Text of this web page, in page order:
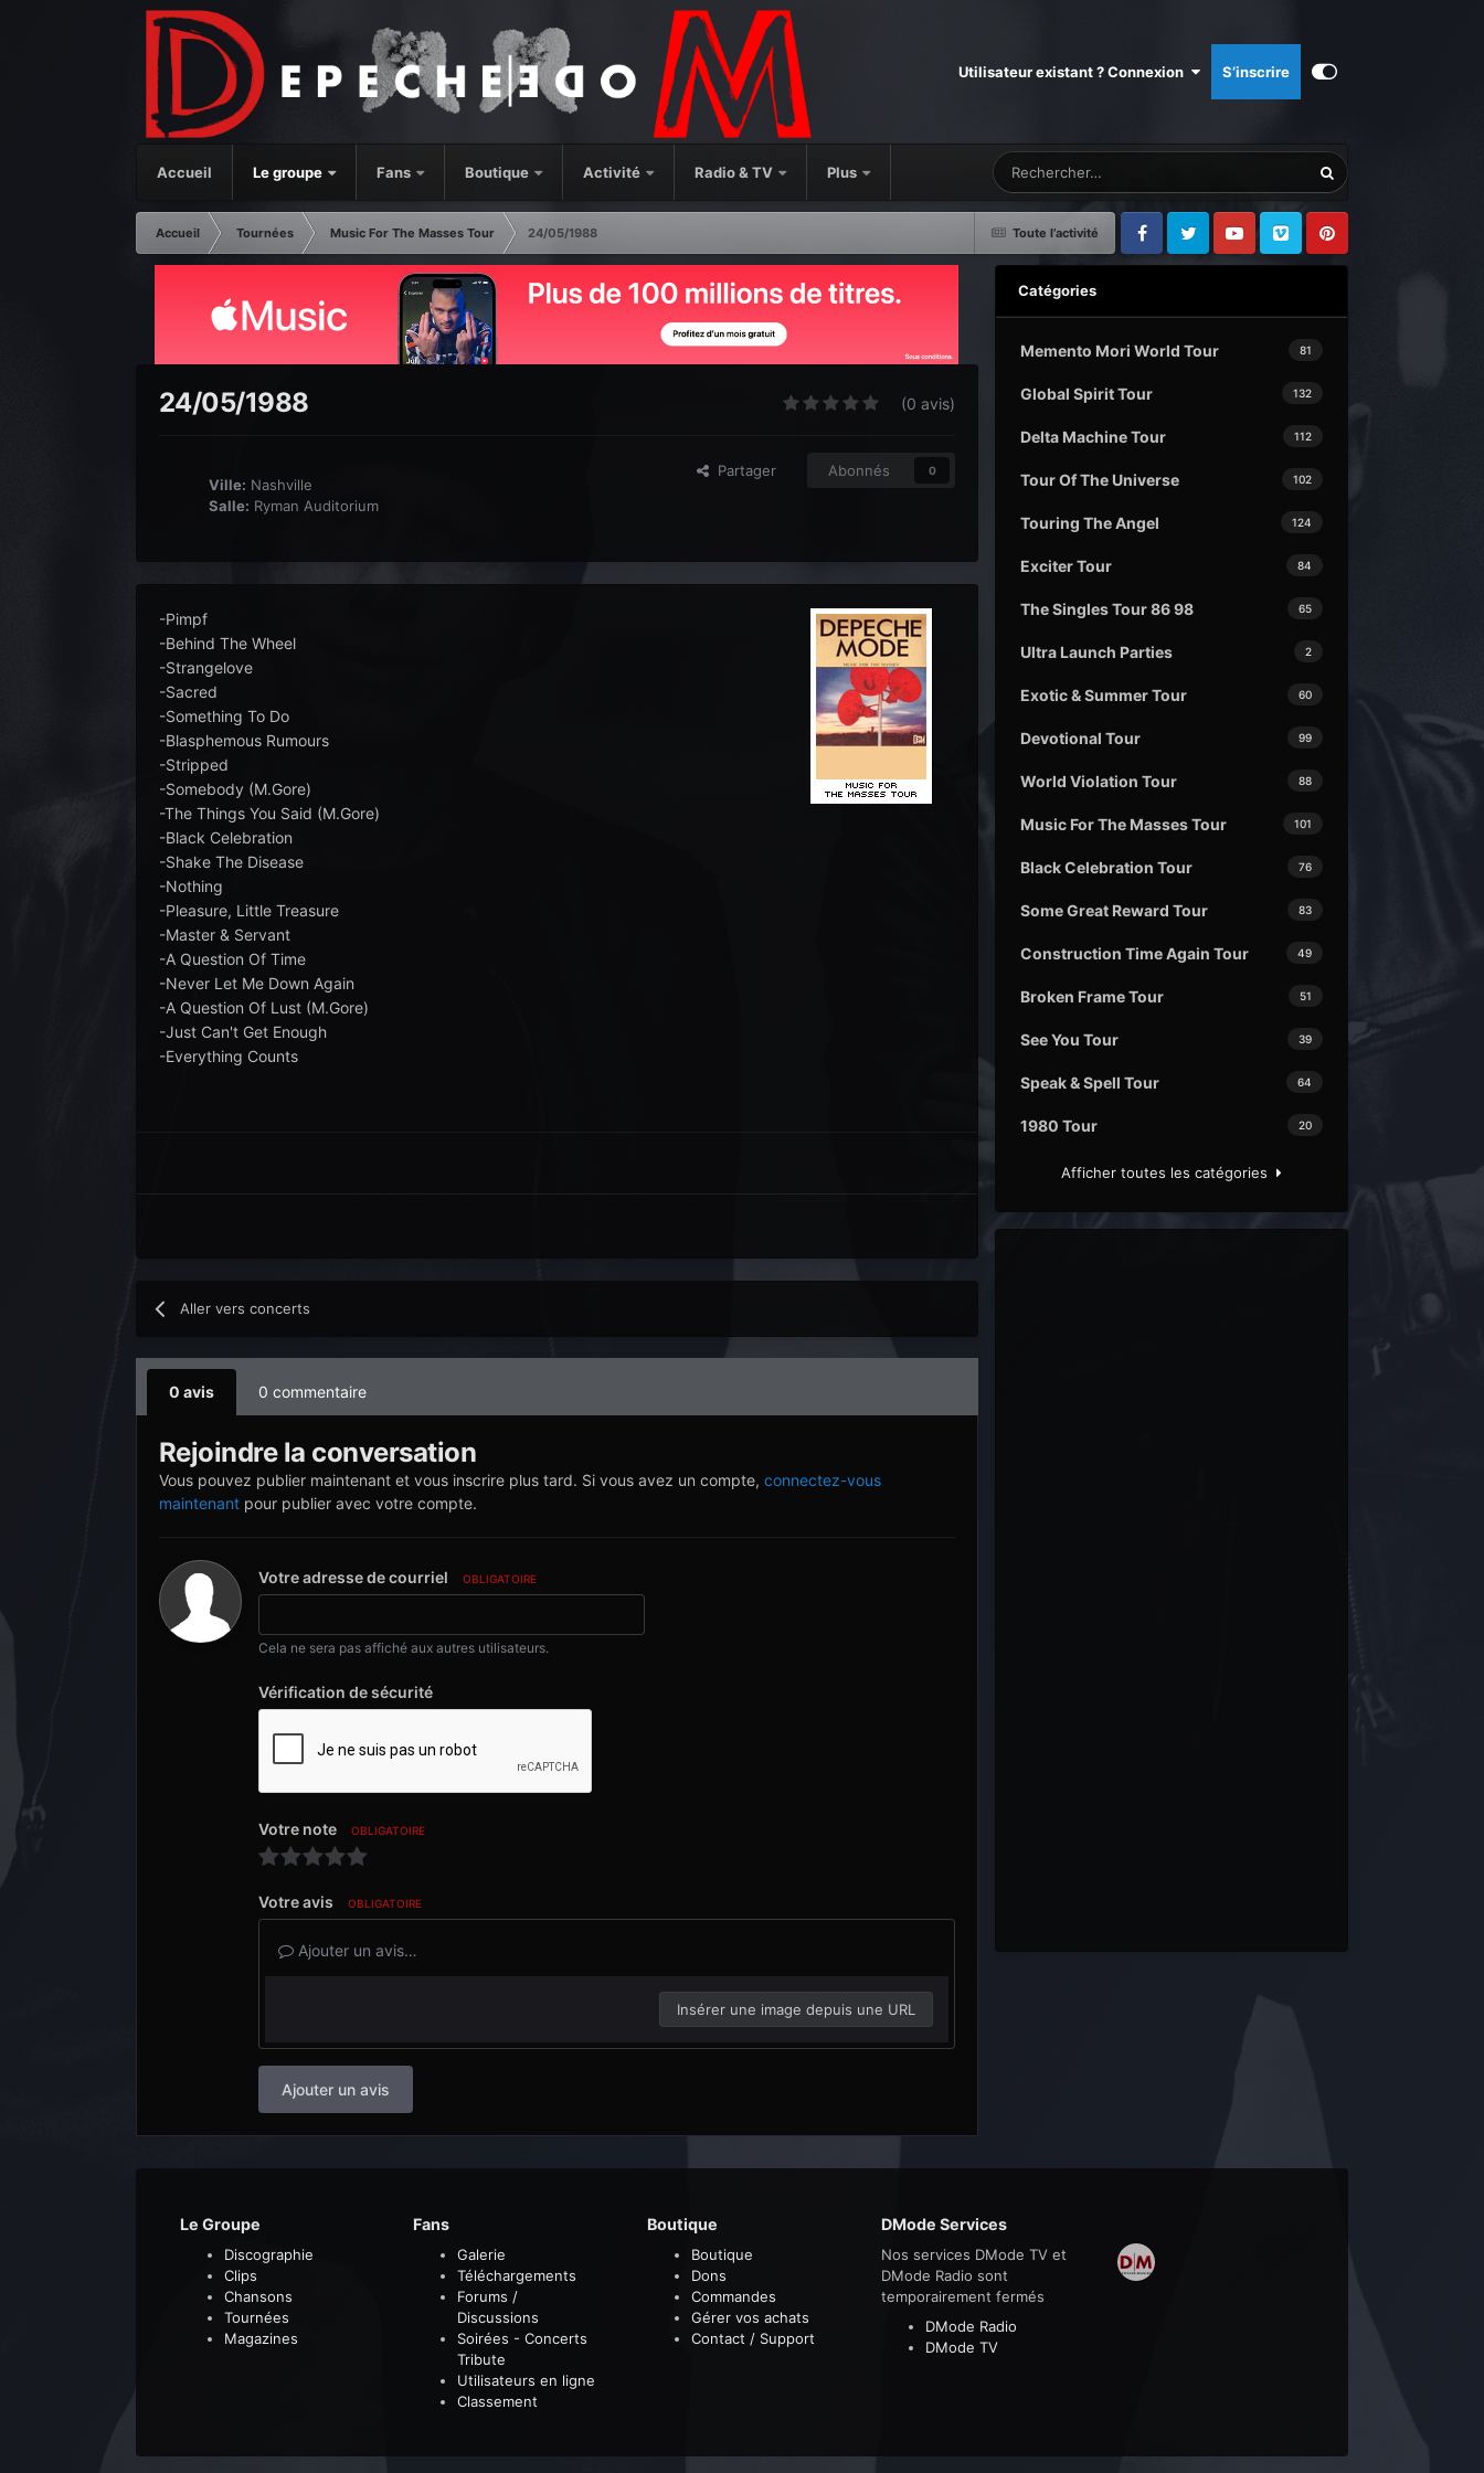
Utilisateur existant ? Connexion S’inscrire
Accueil Le groupe Fans Boutique Activité Radio & TV Plus
Toute l’activité
Accueil Tournées Music For The Masses Tour
24/05/1988
FacebookTwitter Youtube Vimeo Pinterest
24/05/1988 (0 avis)
Ville: Nashville
Salle: Ryman Auditorium
Partager Abonnés 0
-Pimpf
-Behind The Wheel
-Strangelove
-Sacred
-Something To Do
-Blasphemous Rumours
-Stripped
-Somebody (M.Gore)
-The Things You Said (M.Gore)
-Black Celebration
-Shake The Disease
-Nothing
-Pleasure, Little Treasure
-Master & Servant
-A Question Of Time
-Never Let Me Down Again
-A Question Of Lust (M.Gore)
-Just Can't Get Enough
-Everything Counts
Aller vers concerts
0 avis 0 commentaire
Rejoindre la conversation
Vous pouvez publier maintenant et vous inscrire plus tard. Si vous avez un compte, connectez-vous
maintenantpour publier avec votre compte.
Votre adresse de courriel OBLIGATOIRE
Cela ne sera pas affiché aux autres utilisateurs.
Vérification de sécurité
Votre note OBLIGATOIRE
Votre avis OBLIGATOIRE
Ajouter un avis…
Insérer une image depuis une URL
Ajouter un avis
Catégories
81
Memento Mori World Tour
132
Global Spirit Tour
112
Delta Machine Tour
102
Tour Of The Universe
124
Touring The Angel
84
Exciter Tour
65
The Singles Tour 86 98
2
Ultra Launch Parties
60
Exotic & Summer Tour
99
Devotional Tour
88
World Violation Tour
101
Music For The Masses Tour
76
Black Celebration Tour
83
Some Great Reward Tour
49
Construction Time Again Tour
51
Broken Frame Tour
39
See You Tour
64
Speak & Spell Tour
20
1980 Tour
Afficher toutes les catégories
Le Groupe
Discographie
Clips
Chansons
Tournées
Magazines
Fans
Galerie
Téléchargements
Forums /
Discussions
Soirées - Concerts
Tribute
Utilisateurs en ligne
Classement
Boutique
Boutique
Dons
Commandes
Gérer vos achats
Contact / Support
DMode Services
Nos services DMode TV et
DMode Radio sont
temporairement fermés
DMode Radio
DMode TV